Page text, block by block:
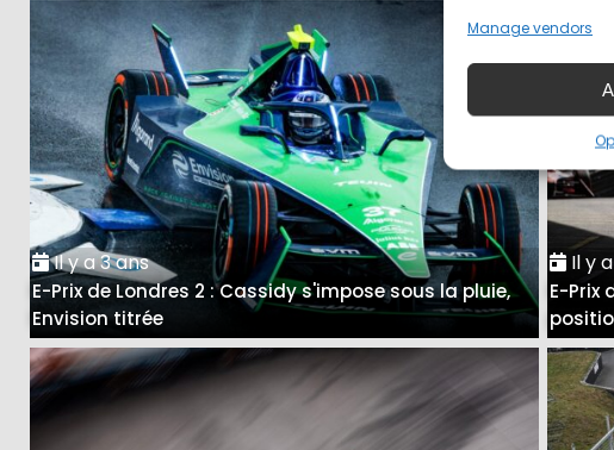
Manage vendors
Il y a 3 ans
E-Prix de Londres 2 : Cassidy s'impose sous la pluie,
Envision titrée
Il y
E-Prix